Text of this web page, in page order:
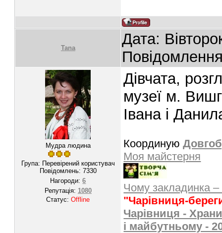
Tana
Дата:
Мудра людина
Група: Перевірений користувач
Повідомлень: 7330
Нагороди:6
Репутація: 1080
Статус:Offline
Дівчата,
музеї м.
Івана і
Координую
Моя майстерня
Чому закладинка
"Чарівниця-
Чарівниця -
і майбутньому -